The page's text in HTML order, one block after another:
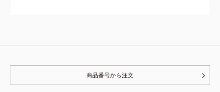
商品番号から注文